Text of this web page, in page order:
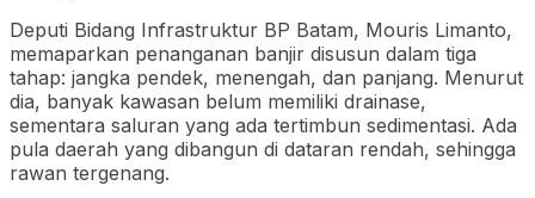
Deputi Bidang Infrastruktur BP Batam, Mouris Limanto,
memaparkan penanganan banjir disusun dalam tiga
tahap: jangka pendek, menengah, dan panjang. Menurut
dia, banyak kawasan belum memiliki drainase,
sementara saluran yang ada tertimbun sedimentasi. Ada
pula daerah yang dibangun di dataran rendah, sehingga
rawan tergenang.